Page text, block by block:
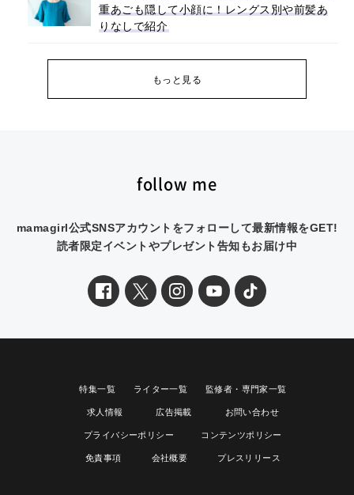
重あごも隠して小顔に！レングス別や前髪あ
りなしで紹介
もっと見る
follow me
mamagirl公式SNSアカウントをフォローして最新情報をGET!
読者限定イベントやプレゼント告知もお届け中
特集一覧 ライター一覧 監修者・専門家一覧
求人情報 広告掲載 お問い合わせ
プライバシーポリシー コンテンツポリシー
免責事項 会社概要 プレスリリース